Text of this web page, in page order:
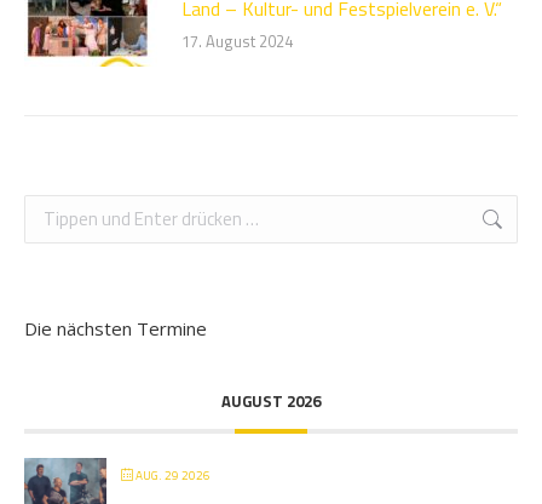
Land – Kultur- und Festspielverein e. V.“
17. August 2024
Search:
Die nächsten Termine
AUGUST 2026
AUG. 29 2026